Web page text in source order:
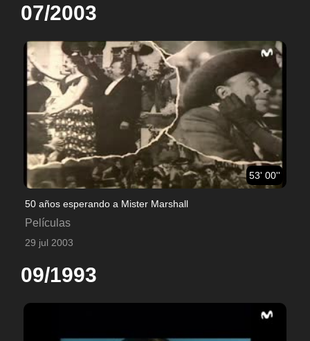
07/2003
53' 00''
50 años esperando a Mister Marshall
Películas
29 jul 2003
09/1993